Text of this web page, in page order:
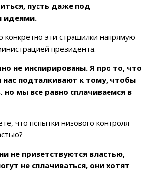
пусть даже под
идеями.
конкретно эти страшилки напрямую
президента.
не инспирированы. Я про то, что
нас подталкивают к тому, чтобы
но мы все равно сплачиваемся в
что попытки низового контроля
не приветствуются властью,
не сплачиваться, они хотят